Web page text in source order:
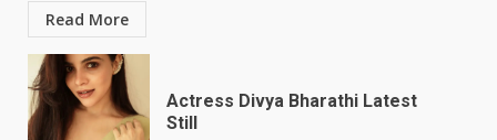
Read More
Actress Divya Bharathi Latest
Still